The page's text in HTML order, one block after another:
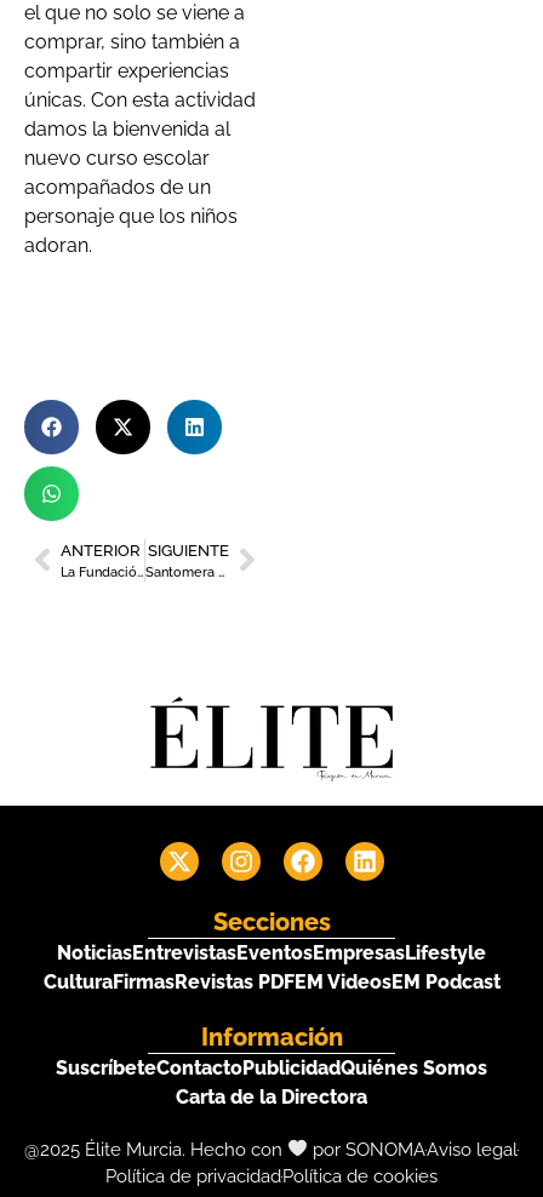
el que no solo se viene a
comprar, sino también a
compartir experiencias
únicas. Con esta actividad
damos la bienvenida al
nuevo curso escolar
acompañados de un
personaje que los niños
adoran.
ANTERIOR
La Fundación Isaac Peral anuncia los ganadores de la III Edición de sus Premios
SIGUIENTE
Santomera entrega las Medallas de Oro y al Mérito de la Ciudad
Secciones
NoticiasEntrevistasEventosEmpresasLifestyle
CulturaFirmasRevistas PDFEM VideosEM Podcast
Información
SuscríbeteContactoPublicidadQuiénes Somos
Carta de la Directora
@2025 Élite Murcia. Hecho con por SONOMAAviso legal
Política de privacidadPolítica de cookies